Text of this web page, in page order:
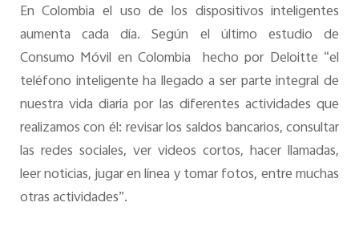
En Colombia el uso de los dispositivos inteligentes
aumenta cada día. Según el último estudio de
Consumo Móvil en Colombia hecho por Deloitte “el
teléfono inteligente ha llegado a ser parte integral de
nuestra vida diaria por las diferentes actividades que
realizamos con él: revisar los saldos bancarios, consultar
las redes sociales, ver videos cortos, hacer llamadas,
leer noticias, jugar en línea y tomar fotos, entre muchas
otras actividades”.